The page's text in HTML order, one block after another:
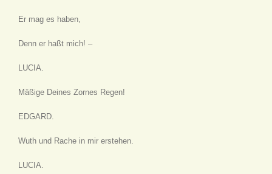
Er mag es haben,
Denn er haßt mich! –
LUCIA.
Mäßige Deines Zornes Regen!
EDGARD.
Wuth und Rache in mir erstehen.
LUCIA.